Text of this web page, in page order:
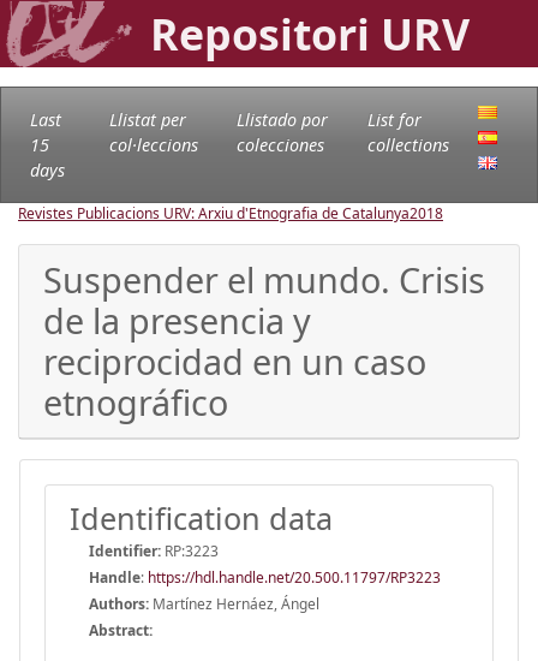
Repositori URV
Last
15
days
Llistat per
col·leccions
Llistado por
colecciones
List for
collections
Revistes Publicacions URV: Arxiu d'Etnografia de Catalunya2018
Suspender el mundo. Crisis
de la presencia y
reciprocidad en un caso
etnográfico
Identification data
Identifier: RP:3223
Handle: https://hdl.handle.net/20.500.11797/RP3223
Authors: Martínez Hernáez, Ángel
Abstract: